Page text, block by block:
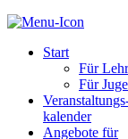
Start
Für
Für
kalender
Angebote für